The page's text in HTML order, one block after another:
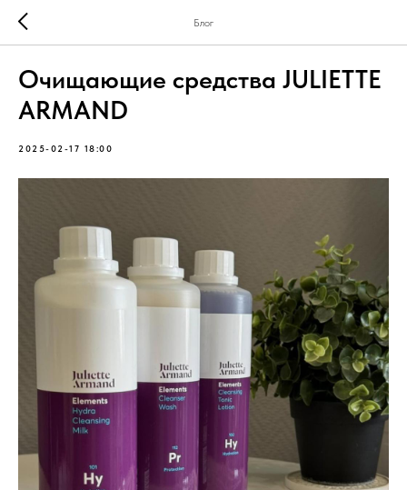
Блог
Очищающие средства JULIETTE
ARMAND
2025-02-17 18:00